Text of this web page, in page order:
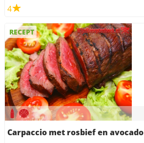
4
RECEPT
Carpaccio met rosbief en avocado